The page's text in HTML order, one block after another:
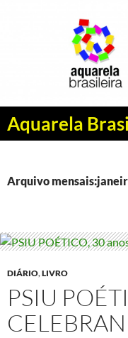
Aquarela
Pesquisar
PULAR
CONTEÚDO
Arquivo
DIÁRIO,LIVRO
PSIU